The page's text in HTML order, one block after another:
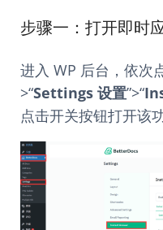
步骤一：打开即时
进入 WP 后台，依次
>“Settings 设置”>“
点击开关按钮打开该功